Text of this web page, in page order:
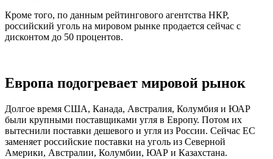
Кроме того, по данным рейтингового агентства НКР,
российский уголь на мировом рынке продается сейчас с
дисконтом до 50 процентов.
Европа подогревает мировой рынок
Долгое время США, Канада, Австралия, Колумбия и ЮАР
были крупными поставщиками угля в Европу. Потом их
вытеснили поставки дешевого и угля из России. Сейчас ЕС
заменяет российские поставки на уголь из Северной
Америки, Австралии, Колумбии, ЮАР и Казахстана.